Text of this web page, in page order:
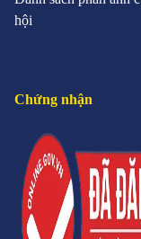
hội
Chứng nhận